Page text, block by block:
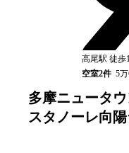
高尾駅 徒歩
空室2件 5
多摩ニュータ
スタノーレ向